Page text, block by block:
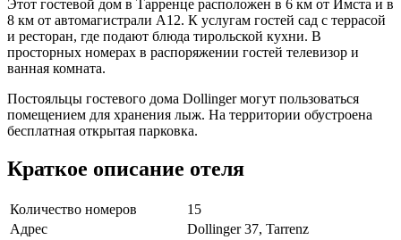
Этот гостевой дом в Тарренце расположен в 6 км от Имста и в
8 км от автомагистрали A12. К услугам гостей сад с террасой
и ресторан, где подают блюда тирольской кухни. В
просторных номерах в распоряжении гостей телевизор и
ванная комната.
Постояльцы гостевого дома Dollinger могут пользоваться
помещением для хранения лыж. На территории обустроена
бесплатная открытая парковка.
Краткое описание отеля
Количество номеров
15
Адрес
Dollinger 37, Tarrenz